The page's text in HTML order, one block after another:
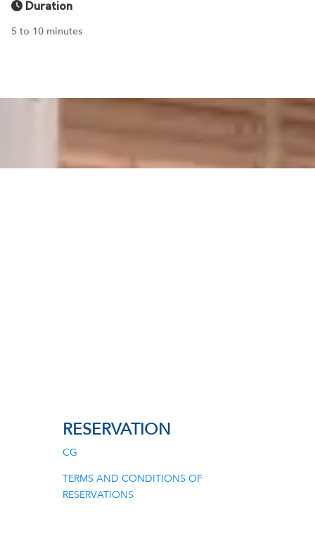
Duration
5 to 10 minutes
RESERVATION
CG
TERMS AND CONDITIONS OF
RESERVATIONS